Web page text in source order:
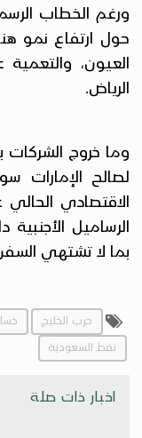
ورغم الخطاب
حول ارتفاع نمو
العيون،
الرياض.
وما خروج الشركات
لصالح الإمارات
الاقتصادي
الرساميل الأجنبية
بما لا تشتهي
حرب الخليج
نفط السعودية
اخبار ذات صلة